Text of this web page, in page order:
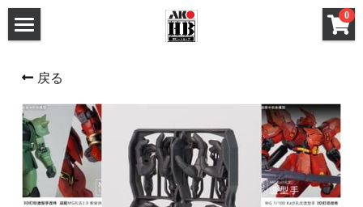
0
改造キット (MG と 1/100)
改造キット (PG/RG/HG/SD)
戻る
×
ストアカテゴリー
すべてのカテゴリー
メタルパーツ
MG と 1/100 改造キット
PG RG HG SD 改造キット